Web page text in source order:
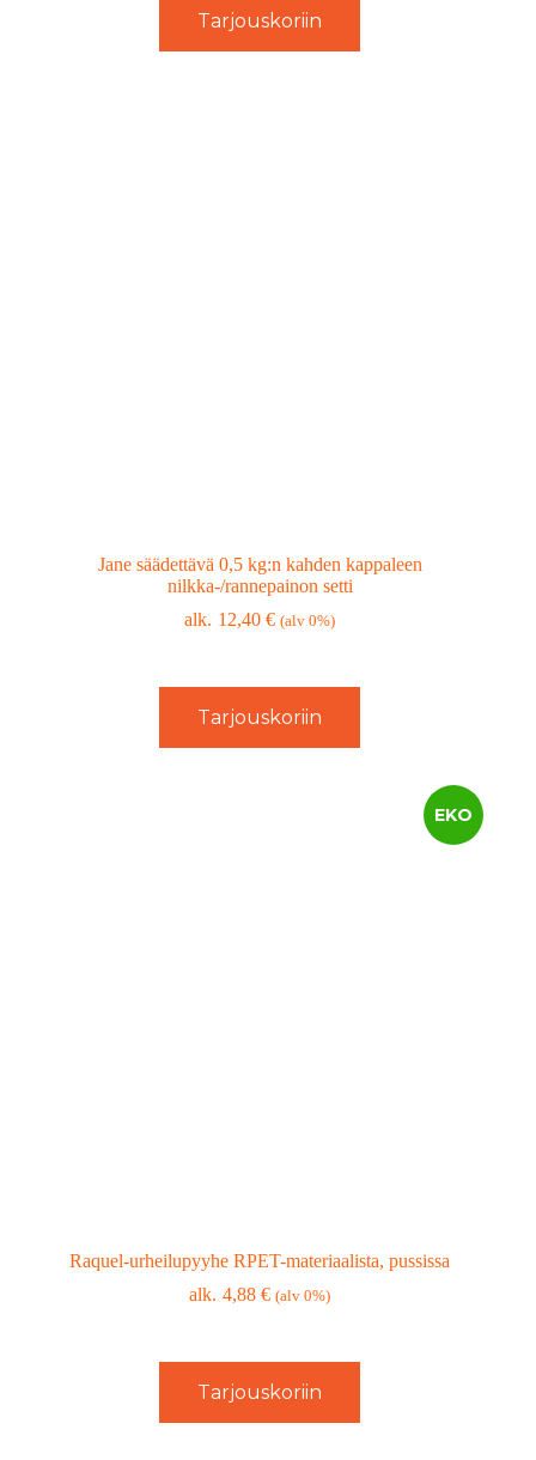
Tarjouskoriin
Jane säädettävä 0,5 kg:n kahden kappaleen
nilkka-/rannepainon setti
12,40€ (alv 0%)
Tarjouskoriin
EKO
Raquel-urheilupyyhe RPET-materiaalista, pussissa
4,88€ (alv 0%)
Tarjouskoriin